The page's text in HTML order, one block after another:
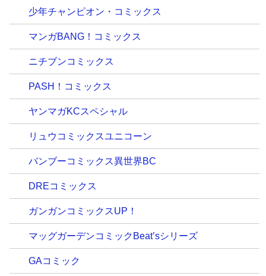
少年チャンピオン・コミックス
マンガBANG！コミックス
ニチブンコミックス
PASH！コミックス
ヤンマガKCスペシャル
リュウコミックスユニコーン
バンブーコミックス異世界BC
DREコミックス
ガンガンコミックスUP！
マッグガーデンコミックBeat’sシリーズ
GAコミック